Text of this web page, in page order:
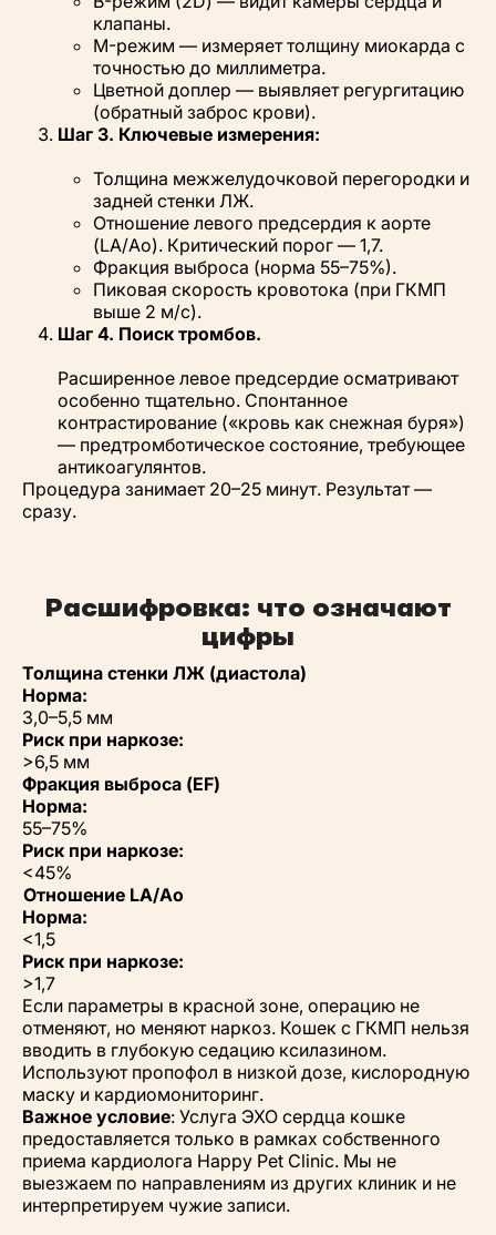
клапаны.
M-режим — измеряет толщину миокарда с
точностью до миллиметра.
Цветной доплер — выявляет регургитацию
(обратный заброс крови).
Шаг 3. Ключевые измерения:
Толщина межжелудочковой перегородки и
задней стенки ЛЖ.
Отношение левого предсердия к аорте
(LA/Ao). Критический порог — 1,7.
Фракция выброса (норма 55–75%).
Пиковая скорость кровотока (при ГКМП
выше 2 м/с).
Шаг 4. Поиск тромбов.
Расширенное левое предсердие осматривают
особенно тщательно. Спонтанное
контрастирование («кровь как снежная буря»)
— предтромботическое состояние, требующее
антикоагулянтов.
Процедура занимает 20–25 минут. Результат —
сразу.
Расшифровка: что означают
цифры
Толщина стенки ЛЖ (диастола)
Норма:
3,0–5,5 мм
Риск при наркозе:
>6,5 мм
Фракция выброса (EF)
Норма:
55–75%
Риск при наркозе:
<45%
Отношение LA/Ao
Норма:
<1,5
Риск при наркозе:
>1,7
Если параметры в красной зоне, операцию не
отменяют, но меняют наркоз. Кошек с ГКМП нельзя
вводить в глубокую седацию ксилазином.
Используют пропофол в низкой дозе, кислородную
маску и кардиомониторинг.
Важное условие: Услуга ЭХО сердца кошке
предоставляется только в рамках собственного
приема кардиолога Happy Pet Clinic. Мы не
выезжаем по направлениям из других клиник и не
интерпретируем чужие записи.